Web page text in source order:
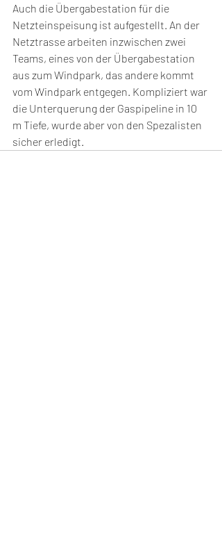
Auch die Übergabestation für die
Netzteinspeisung ist aufgestellt. An der
Netztrasse arbeiten inzwischen zwei
Teams, eines von der Übergabestation
aus zum Windpark, das andere kommt
vom Windpark entgegen. Kompliziert war
die Unterquerung der Gaspipeline in 10
m Tiefe, wurde aber von den Spezalisten
sicher erledigt.